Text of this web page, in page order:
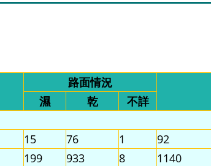
路面情況
濕 乾
不詳
15 76 1
92
199 933 8
1140